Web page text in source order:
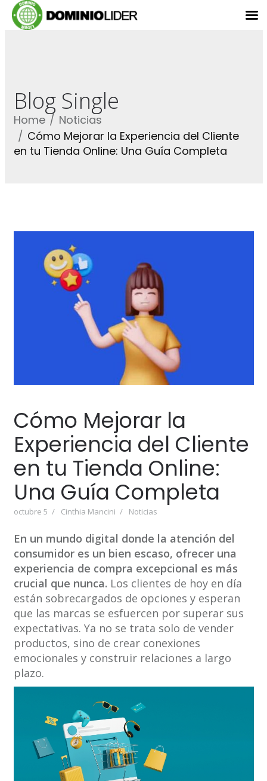
Blog Single
Home
Noticias
Cómo Mejorar la Experiencia del Cliente
en tu Tienda Online: Una Guía Completa
Cómo Mejorar la
Experiencia del Cliente
en tu Tienda Online:
Una Guía Completa
octubre 5 Cinthia Mancini Noticias
En un mundo digital donde la atención del
consumidor es un bien escaso, ofrecer una
experiencia de compra excepcional es más
crucial que nunca. Los clientes de hoy en día
están sobrecargados de opciones y esperan
que las marcas se esfuercen por superar sus
expectativas. Ya no se trata solo de vender
productos, sino de crear conexiones
emocionales y construir relaciones a largo
plazo.